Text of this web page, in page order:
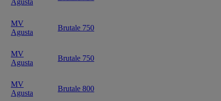
Agusta
MV
Agusta
Brutale 750
MV
Agusta
Brutale 750
MV
Agusta
Brutale 800